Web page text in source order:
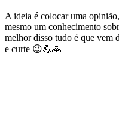
A ideia é colocar uma
mesmo um conhecimento
melhor disso tudo é que vem
e curte 😉💪🙏